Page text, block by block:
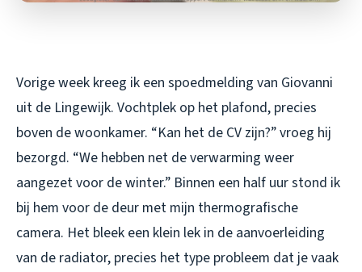
Vorige week kreeg ik een spoedmelding van Giovanni
uit de Lingewijk. Vochtplek op het plafond, precies
boven de woonkamer. “Kan het de CV zijn?” vroeg hij
bezorgd. “We hebben net de verwarming weer
aangezet voor de winter.” Binnen een half uur stond ik
bij hem voor de deur met mijn thermografische
camera. Het bleek een klein lek in de aanvoerleiding
van de radiator, precies het type probleem dat je vaak